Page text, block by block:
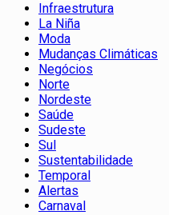
Infraestrutura
La Niña
Moda
Mudanças Climáticas
Negócios
Norte
Nordeste
Saúde
Sudeste
Sul
Sustentabilidade
Temporal
Alertas
Carnaval